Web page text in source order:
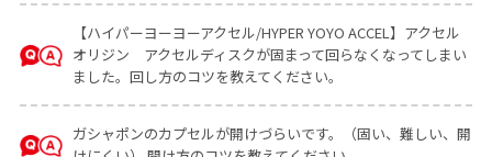
【ハイパーヨーヨーアクセル/HYPER YOYO ACCEL】アクセル
オリジン アクセルディスクが固まって回らなくなってしまい
ました。回し方のコツを教えてください。
ガシャポンのカプセルが開けづらいです。（固い、難しい、開